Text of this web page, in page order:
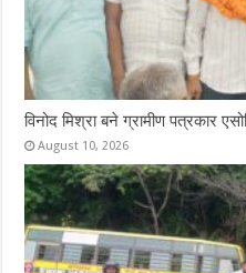
विनोद मिश्रा बने ग्रामीण पत्रकार
August 10, 2026